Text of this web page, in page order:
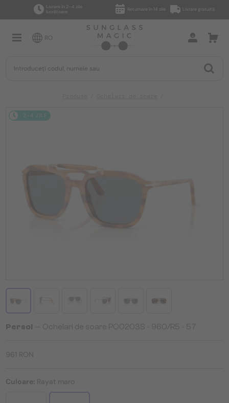
Livrare în 2–4 zile
lucrătoare
Returnare în 14 zile Livrare gratuită
RO
2-4 ZILE
Persol — Ochelari de soare PO0203S - 960/R5 - 57
961 RON
Culoare: Rayat maro